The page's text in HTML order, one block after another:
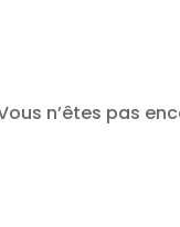
n’êtes pas